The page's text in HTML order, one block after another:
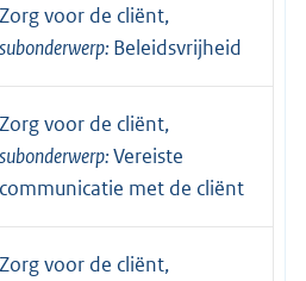
Zorg voor de cliënt,
subonderwerp: Beleidsvrijheid
Zorg voor de cliënt,
subonderwerp:Vereiste
communicatie met de cliënt
Zorg voor de cliënt,